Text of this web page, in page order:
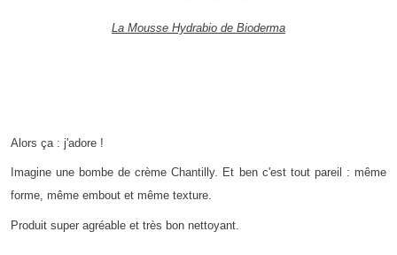
La Mousse Hydrabio de Bioderma
Alors ça : j'adore !
Imagine une bombe de crème Chantilly. Et ben c'est tout pareil : même
forme, même embout et même texture.
Produit super agréable et très bon nettoyant.